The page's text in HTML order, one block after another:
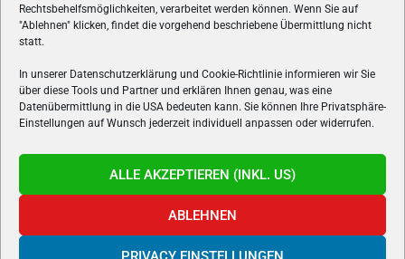
Rechtsbehelfsmöglichkeiten, verarbeitet werden können. Wenn Sie auf
"Ablehnen" klicken, findet die vorgehend beschriebene Übermittlung nicht
statt.
In unserer Datenschutzerklärung und Cookie-Richtlinie informieren wir Sie
über diese Tools und Partner und erklären Ihnen genau, was eine
Datenübermittlung in die USA bedeuten kann. Sie können Ihre Privatsphäre-
Einstellungen auf Wunsch jederzeit individuell anpassen oder widerrufen.
ALLE AKZEPTIEREN (INKL. US)
ABLEHNEN
Hardware und aus der Welt des e-Sport's.
FOLGE UNS